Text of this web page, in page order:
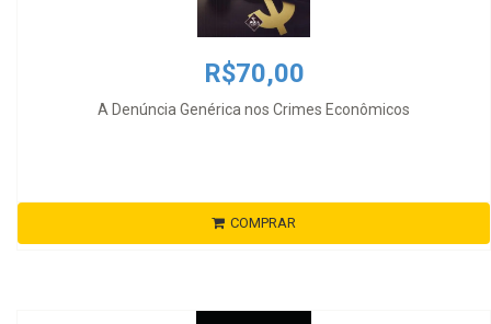
R$70,00
A Denúncia Genérica nos Crimes Econômicos
COMPRAR